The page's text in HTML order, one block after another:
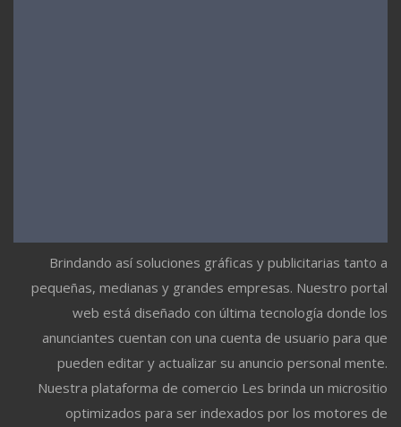
Brindando así soluciones gráficas y publicitarias tanto a
pequeñas, medianas y grandes empresas. Nuestro portal
web está diseñado con última tecnología donde los
anunciantes cuentan con una cuenta de usuario para que
pueden editar y actualizar su anuncio personal mente.
Nuestra plataforma de comercio Les brinda un micrositio
optimizados para ser indexados por los motores de